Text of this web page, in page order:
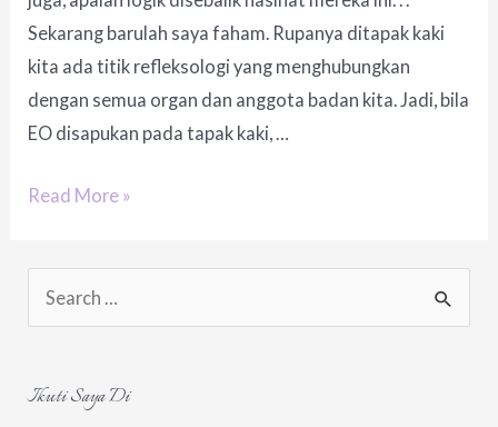
Sekarang barulah saya faham. Rupanya ditapak kaki
kita ada titik refleksologi yang menghubungkan
dengan semua organ dan anggota badan kita. Jadi, bila
EO disapukan pada tapak kaki, …
Tidak
Sapu
Essential
Di
Read More »
Ikuti Saya Di